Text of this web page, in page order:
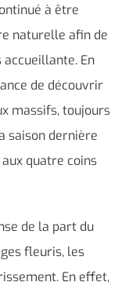
à être
naturelle afin de
En
de découvrir
massifs, toujours
saison dernière
quatre coins
de la part du
fleuris, les
En effet,